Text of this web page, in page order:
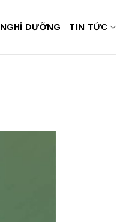
NGHỈ DƯỠNG TIN TỨC